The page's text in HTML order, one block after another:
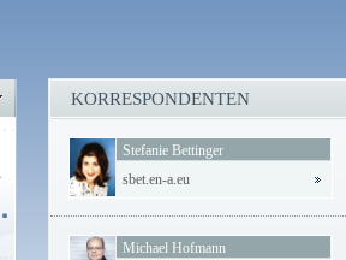
KORRESPONDENTEN
Stefanie Bettinger
sbet.en-a.eu
Michael Hofmann